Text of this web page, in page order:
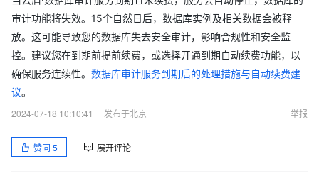
审计功能将失效。15个自然日后，数据库实例及相关数据会被释
放。这可能导致您的数据库失去安全审计，影响合规性和安全监
控。建议您在到期前提前续费，或选择开通到期自动续费功能，以
确保服务连续性。 数据库审计服务到期后的处理措施与自动续费建
议。
2024-07-18 10:10:41
发布于北京 举报
赞同 5 展开评论